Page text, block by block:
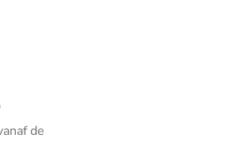
de